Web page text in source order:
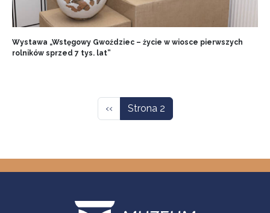
Wystawa „Wstęgowy Gwoździec – życie w wiosce pierwszych
rolników sprzed 7 tys. lat”
Poprzednia strona
‹‹ Strona 2